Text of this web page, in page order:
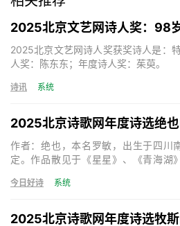
2025北京文艺网诗人奖获奖诗人是：
人奖：陈东东；年度诗人奖：茱萸。
诗讯 系统
作者：绝也，本名罗敏，出生于四川
定。作品散见于《星星》、《青海湖
《神的呢喃》、《秋叶集》、《在成
《残梦》等。主编诗歌刊物三十余部。
今日好诗 系统